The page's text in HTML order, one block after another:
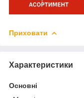
Приховати
Характеристики
Основні